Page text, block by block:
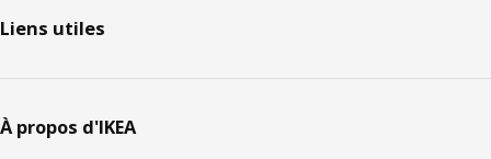
Liens utiles
À propos d'IKEA